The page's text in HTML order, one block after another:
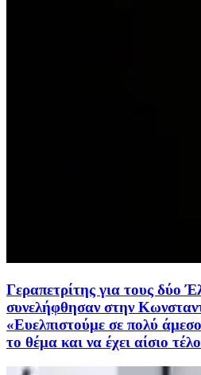
Γεραπετρίτης για τους δύο
συνελήφθησαν στην
«Ευελπιστούμε σε πολύ άμεσο
το θέμα και να έχει αίσιο